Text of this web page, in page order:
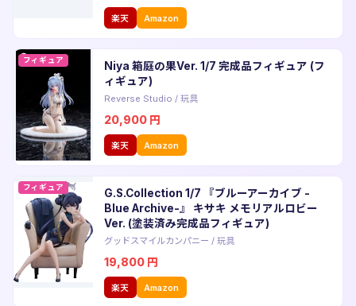
楽天 Amazon
フィギュア
Niya 箱庭の果Ver. 1/7 完成品フィギュア (フ
ィギュア)
Reverse Studio / 玩具
20,900 円
楽天 Amazon
フィギュア
G.S.Collection 1/7 『ブルーアーカイブ -
Blue Archive-』 キサキ メモリアルロビー
Ver. (塗装済み完成品フィギュア)
グッドスマイルカンパニー / 玩具
19,800 円
楽天 Amazon